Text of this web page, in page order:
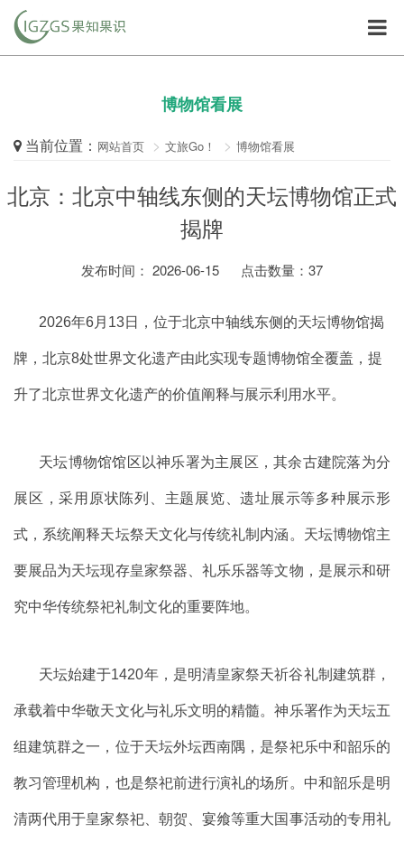
博物馆看展
当前位置： 网站首页 文旅Go！ 博物馆看展
北京：北京中轴线东侧的天坛博物馆正式
揭牌
发布时间： 2026-06-15 点击数量： 37
2026年6月13日，位于北京中轴线东侧的天坛博物馆揭
牌，北京8处世界文化遗产由此实现专题博物馆全覆盖，提
升了北京世界文化遗产的价值阐释与展示利用水平。
天坛博物馆馆区以神乐署为主展区，其余古建院落为分
展区，采用原状陈列、主题展览、遗址展示等多种展示形
式，系统阐释天坛祭天文化与传统礼制内涵。天坛博物馆主
要展品为天坛现存皇家祭器、礼乐乐器等文物，是展示和研
究中华传统祭祀礼制文化的重要阵地。
天坛始建于1420年，是明清皇家祭天祈谷礼制建筑群，
承载着中华敬天文化与礼乐文明的精髓。神乐署作为天坛五
组建筑群之一，位于天坛外坛西南隅，是祭祀乐中和韶乐的
教习管理机构，也是祭祀前进行演礼的场所。中和韶乐是明
清两代用于皇家祭祀、朝贺、宴飨等重大国事活动的专用礼